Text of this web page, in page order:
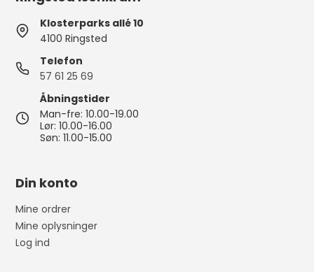
Klosterparks allé 10
4100 Ringsted
Telefon
57 61 25 69
Åbningstider
Man-fre: 10.00-19.00
Lør: 10.00-16.00
Søn: 11.00-15.00
Din konto
Mine ordrer
Mine oplysninger
Log ind